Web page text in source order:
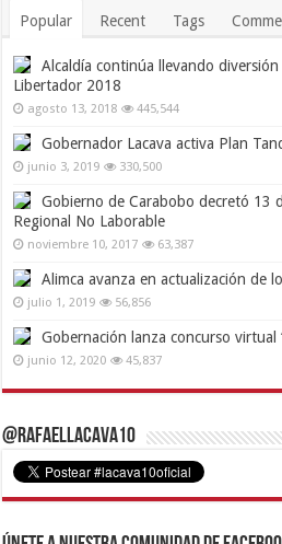
Popular Recent Tags
Alcaldía continúa llevando diversión
Libertador 2018
agosto 13, 2018 445,544
Gobernador Lacava activa Plan
junio 3, 2019 330,500
Gobierno de Carabobo decretó 13
Regional No Laborable
noviembre 10, 2017 63,387
Alimca avanza en actualización de
julio 1, 2019 56,856
Gobernación lanza concurso virtual
junio 12, 2020 45,837
@RafaelLacava10